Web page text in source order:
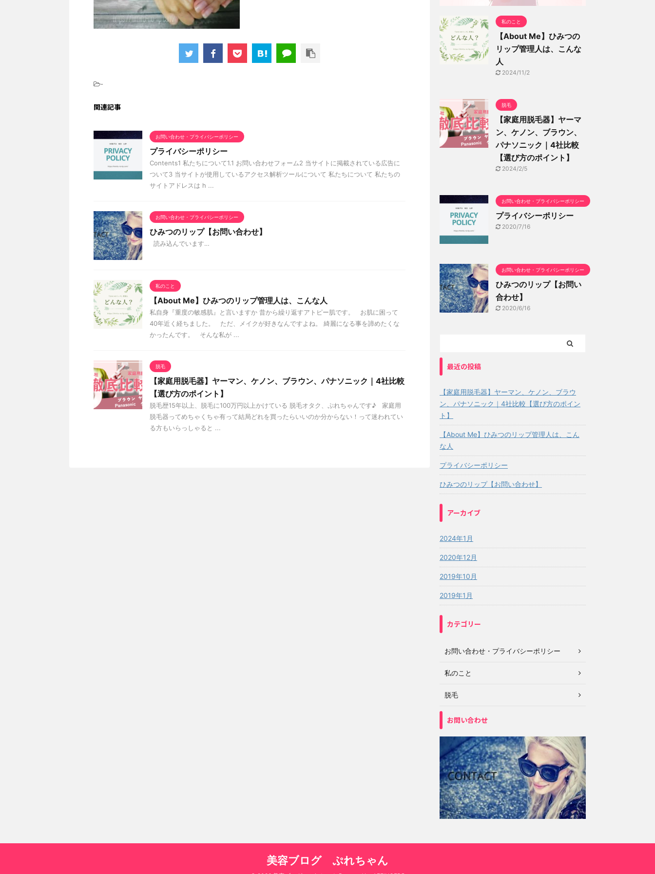
-
関連記事
お問い合わせ・プライバシーポリシー
プライバシーポリシー
Contents1 私たちについて1.1 お問い合わせフォーム2 当サイトに掲載されている広告に
ついて3 当サイトが使用しているアクセス解析ツールについて 私たちについて 私たちの
サイトアドレスは h ...
お問い合わせ・プライバシーポリシー
ひみつのリップ【お問い合わせ】
読み込んでいます…
私のこと
【About Me】ひみつのリップ管理人は、こんな人
私自身『重度の敏感肌』と言いますか 昔から繰り返すアトピー肌です。 お肌に困って
40年近く経ちました。 ただ、メイクが好きなんですよね。 綺麗になる事を諦めたくな
かったんです。 そんな私が ...
脱毛
【家庭用脱毛器】ヤーマン、ケノン、ブラウン、パナソニック｜4社比較
【選び方のポイント】
脱毛歴15年以上、脱毛に100万円以上かけている 脱毛オタク、ぷれちゃんです♪ 家庭用
脱毛器ってめちゃくちゃ有って結局どれを買ったらいいのか分からない！って迷われてい
る方もいらっしゃると ...
私のこと
【About Me】ひみつの
リップ管理人は、こんな
人
2024/11/2
脱毛
【家庭用脱毛器】ヤーマ
ン、ケノン、ブラウン、
パナソニック｜4社比較
【選び方のポイント】
2024/2/5
お問い合わせ・プライバシーポリシー
プライバシーポリシー
2020/7/16
お問い合わせ・プライバシーポリシー
ひみつのリップ【お問い
合わせ】
2020/6/16
最近の投稿
【家庭用脱毛器】ヤーマン、ケノン、ブラウ
ン、パナソニック｜4社比較【選び方のポイン
ト】
【About Me】ひみつのリップ管理人は、こん
な人
プライバシーポリシー
ひみつのリップ【お問い合わせ】
アーカイブ
2024年1月
2020年12月
2019年10月
2019年1月
カテゴリー
お問い合わせ・プライバシーポリシー
私のこと
脱毛
お問い合わせ
美容ブログ ぷれちゃん